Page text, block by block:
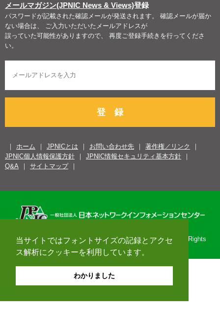
当サイトではフォントサイズの記録とアクセ
ス解析にクッキーを利用しています。
わかりました
メールマガジン(JPNIC News & Views)登録
パスワードが記載された確認メールが発送されます。 確認メールが届か
ない場合は、 ご入力いただいたメールアドレスが
誤っていた可能性がありますので、 再度ご登録手続きを行ってくださ
い。
登 録
ホーム JPNICとは お問い合わせ先
著作権／リンク
JPNIC個人情報保護方針
JPNIC情報セキュリティ基本方針
Q&A
サイトマップ
Copyright© 1996-2026 Japan Network Information Center. All Rights
Reserved.